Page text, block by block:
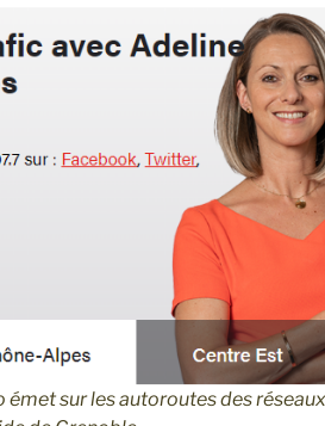
sur les autoroutes des